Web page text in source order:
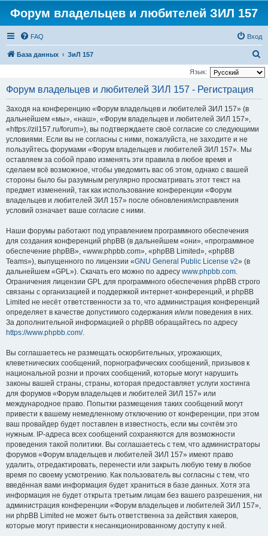
Форум владельцев и любителей ЗИЛ 157
FAQ Вход
База данных ЗиЛ 157
о
Язык:
Форум владельцев и любителей ЗИЛ 157 - Регистрация
Заходя на конференцию «Форум владельцев и любителей ЗИЛ 157» (в
дальнейшем «мы», «наш», «Форум владельцев и любителей ЗИЛ 157»,
«https://zil157.ru/forum»), вы подтверждаете своё согласие со следующими
условиями. Если вы не согласны с ними, пожалуйста, не заходите и не
пользуйтесь форумами «Форум владельцев и любителей ЗИЛ 157». Мы
оставляем за собой право изменять эти правила в любое время и
сделаем всё возможное, чтобы уведомить вас об этом, однако с вашей
стороны было бы разумным регулярно просматривать этот текст на
предмет изменений, так как использование конференции «Форум
владельцев и любителей ЗИЛ 157» после обновления/исправления
условий означает ваше согласие с ними.
Наши форумы работают под управлением программного обеспечения
для создания конференций phpBB (в дальнейшем «они», «программное
обеспечение phpBB», «www.phpbb.com», «phpBB Limited», «phpBB
Teams»), выпущенного по лицензии «GNU General Public License v2» (в
дальнейшем «GPL»). Скачать его можно по адресу www.phpbb.com.
Ограничения лицензии GPL для программного обеспечения phpBB строго
связаны с организацией и поддержкой интернет-конференций, и phpBB
Limited не несёт ответственности за то, что администрация конференций
определяет в качестве допустимого содержания и/или поведения в них.
За дополнительной информацией о phpBB обращайтесь по адресу
https://www.phpbb.com/.
Вы соглашаетесь не размещать оскорбительных, угрожающих,
клеветнических сообщений, порнографических сообщений, призывов к
национальной розни и прочих сообщений, которые могут нарушить
законы вашей страны, страны, которая предоставляет услуги хостинга
для форумов «Форум владельцев и любителей ЗИЛ 157» или
международное право. Попытки размещения таких сообщений могут
привести к вашему немедленному отключению от конференции, при этом
ваш провайдер будет поставлен в известность, если мы сочтём это
нужным. IP-адреса всех сообщений сохраняются для возможности
проведения такой политики. Вы соглашаетесь с тем, что администраторы
форумов «Форум владельцев и любителей ЗИЛ 157» имеют право
удалить, отредактировать, перенести или закрыть любую тему в любое
время по своему усмотрению. Как пользователь вы согласны с тем, что
введённая вами информация будет храниться в базе данных. Хотя эта
информация не будет открыта третьим лицам без вашего разрешения, ни
администрация конференции «Форум владельцев и любителей ЗИЛ 157»,
ни phpBB Limited не может быть ответственна за действия хакеров,
которые могут привести к несанкционированному доступу к ней.